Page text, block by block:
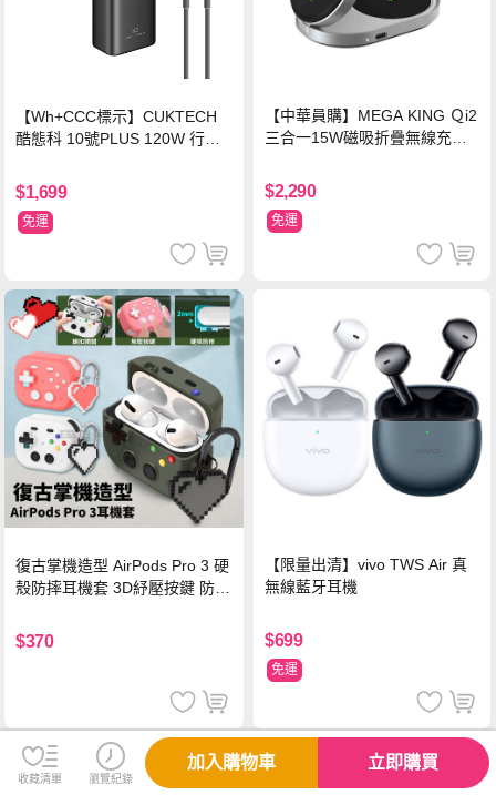
【Wh+CCC標示】CUKTECH
酷態科 10號PLUS 120W 行動
色
$1,699
免運
【中華員購】MEGA KING Ｑi2
三合一15W磁吸折疊無線充電
$2,290
免運
復古掌機造型 AirPods Pro 3 硬
殼防摔耳機套 3D紓壓按鍵 防開
$370
【限量出清】vivo TWS Air 真
無線藍牙耳機
$699
免運
收藏清單 瀏覽紀錄
加入購物車 立即購買